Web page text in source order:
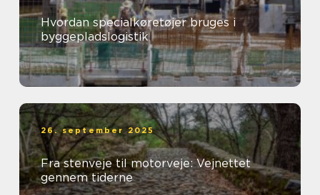
Hvordan specialkøretøjer bruges i
byggepladslogistik
26. september 2025
Fra stenveje til motorveje: Vejnettet
gennem tiderne